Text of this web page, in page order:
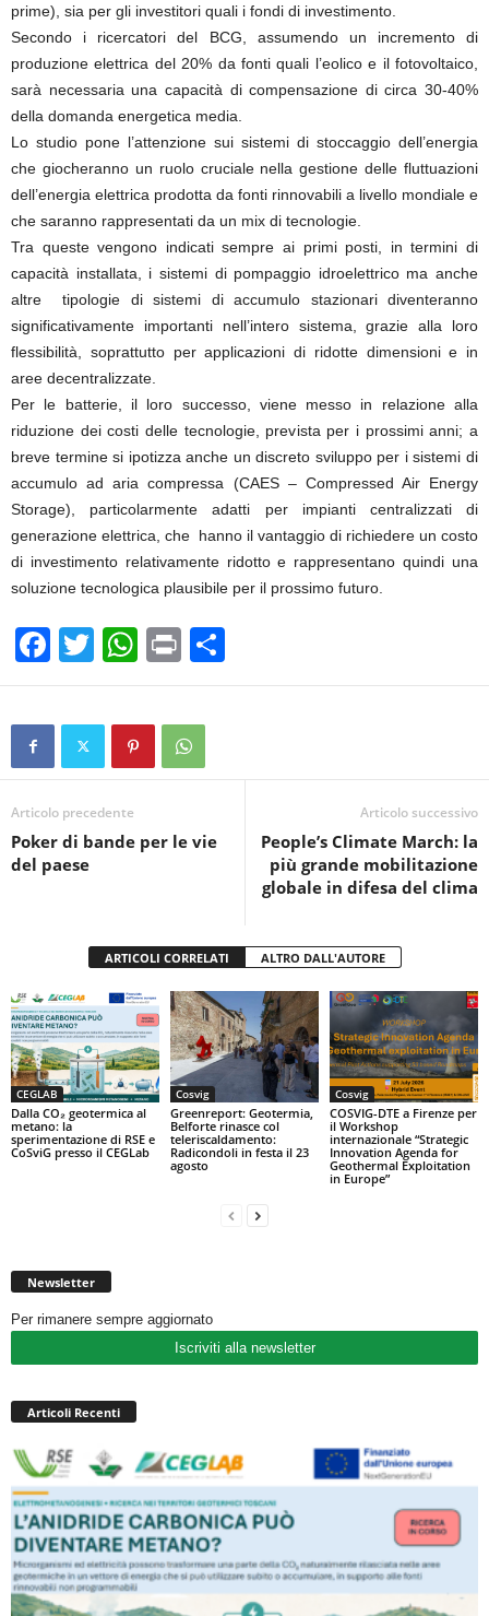
prime), sia per gli investitori quali i fondi di investimento.
Secondo i ricercatori del BCG, assumendo un incremento di
produzione elettrica del 20% da fonti quali l’eolico e il fotovoltaico,
sarà necessaria una capacità di compensazione di circa 30-40%
della domanda energetica media.
Lo studio pone l’attenzione sui sistemi di stoccaggio dell’energia
che giocheranno un ruolo cruciale nella gestione delle fluttuazioni
dell’energia elettrica prodotta da fonti rinnovabili a livello mondiale e
che saranno rappresentati da un mix di tecnologie.
Tra queste vengono indicati sempre ai primi posti, in termini di
capacità installata, i sistemi di pompaggio idroelettrico ma anche
altre tipologie di sistemi di accumulo stazionari diventeranno
significativamente importanti nell’intero sistema, grazie alla loro
flessibilità, soprattutto per applicazioni di ridotte dimensioni e in
aree decentralizzate.
Per le batterie, il loro successo, viene messo in relazione alla
riduzione dei costi delle tecnologie, prevista per i prossimi anni; a
breve termine si ipotizza anche un discreto sviluppo per i sistemi di
accumulo ad aria compressa (CAES – Compressed Air Energy
Storage), particolarmente adatti per impianti centralizzati di
generazione elettrica, che hanno il vantaggio di richiedere un costo
di investimento relativamente ridotto e rappresentano quindi una
soluzione tecnologica plausibile per il prossimo futuro.
F
a
c
b
o
o
T
wi
tt
W
h
at
s
A
p
Pr
in
t
o
vi
Articolo precedente
Poker di bande per le vie
del paese
Articolo successivo
People’s Climate March: la
più grande mobilitazione
globale in difesa del clima
ARTICOLI CORRELATI ALTRO DALL'AUTORE
CEGLAB
Dalla CO₂ geotermica al
metano: la
sperimentazione di RSE e
CoSviG presso il CEGLab
Cosvig
Greenreport: Geotermia,
Belforte rinasce col
teleriscaldamento:
Radicondoli in festa il 23
agosto
Cosvig
COSVIG-DTE a Firenze per
il Workshop
internazionale “Strategic
Innovation Agenda for
Geothermal Exploitation
in Europe”
Newsletter
Per rimanere sempre aggiornato
Iscriviti alla newsletter
Articoli Recenti